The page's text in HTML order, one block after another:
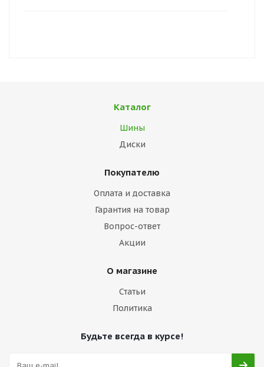
Каталог
Шины
Диски
Покупателю
Оплата и доставка
Гарантия на товар
Вопрос-ответ
Акции
О магазине
Статьи
Политика
Будьте всегда в курсе!